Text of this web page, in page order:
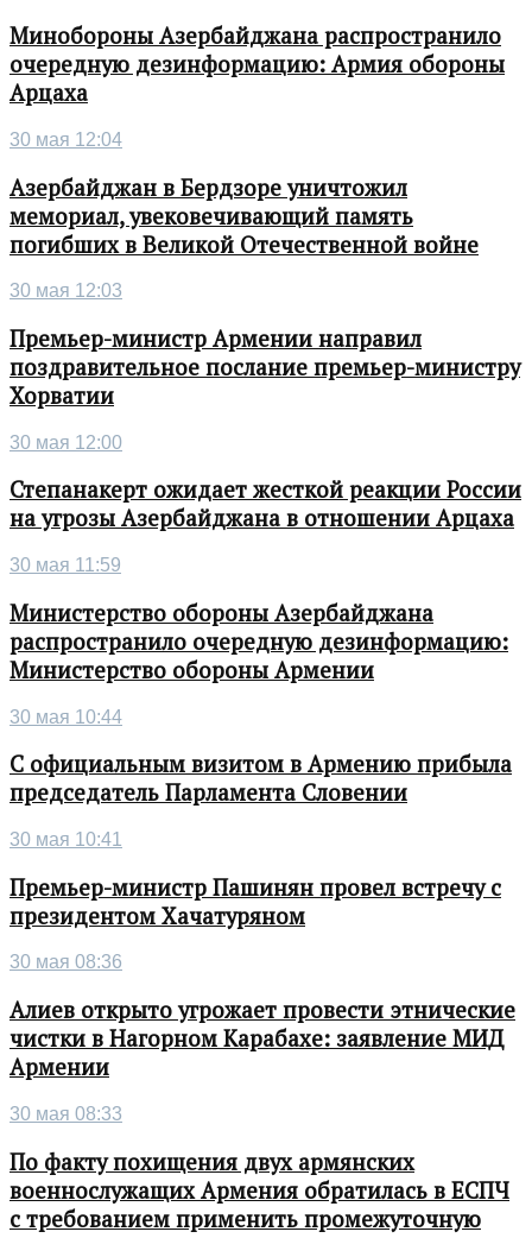
Минобороны Азербайджана распространило
очередную дезинформацию: Армия обороны
Арцаха
30 мая 12:04
Азербайджан в Бердзоре уничтожил
мемориал, увековечивающий память
погибших в Великой Отечественной войне
30 мая 12:03
Премьер-министр Армении направил
поздравительное послание премьер-министру
Хорватии
30 мая 12:00
Степанакерт ожидает жесткой реакции России
на угрозы Азербайджана в отношении Арцаха
30 мая 11:59
Министерство обороны Азербайджана
распространило очередную дезинформацию:
Министерство обороны Армении
30 мая 10:44
С официальным визитом в Армению прибыла
председатель Парламента Словении
30 мая 10:41
Премьер-министр Пашинян провел встречу с
президентом Хачатуряном
30 мая 08:36
Алиев открыто угрожает провести этнические
чистки в Нагорном Карабахе: заявление МИД
Армении
30 мая 08:33
По факту похищения двух армянских
военнослужащих Армения обратилась в ЕСПЧ
с требованием применить промежуточную